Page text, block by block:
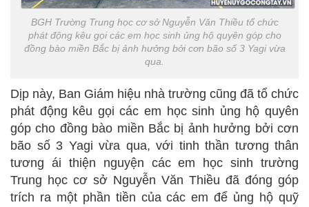
BGH Trường Trung học cơ sở Nguyễn Văn Thiều tổ chức
phát động kêu gọi các em học sinh ủng hộ quyên góp cho
đồng bào miền Bắc bị ảnh hưởng bởi cơn bão số 3 Yagi vừa
qua.
Dịp này, Ban Giám hiệu nhà trường cũng đã tổ chức
phát động kêu gọi các em học sinh ủng hộ quyên
góp cho đồng bào miền Bắc bị ảnh hưởng bởi cơn
bão số 3 Yagi vừa qua, với tinh thần tương thân
tương ái thiện nguyện các em học sinh trường
Trung học cơ sở Nguyễn Văn Thiều đã đóng góp
trích ra một phần tiền của các em để ủng hộ quỹ